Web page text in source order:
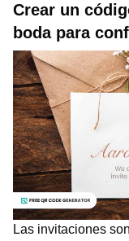
Crear un
boda para
Las invitaciones